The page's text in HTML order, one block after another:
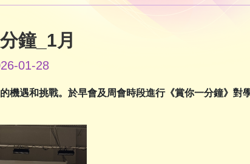
鐘_1月
01-28
機遇和挑戰。於早會及周會時段進行《賞你一分鐘》對